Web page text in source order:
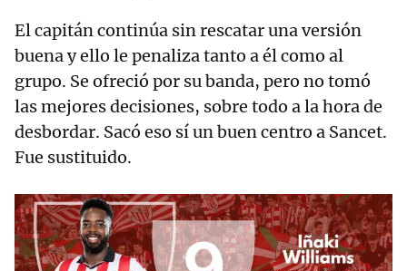
El capitán continúa sin rescatar una versión
buena y ello le penaliza tanto a él como al
grupo. Se ofreció por su banda, pero no tomó
las mejores decisiones, sobre todo a la hora de
desbordar. Sacó eso sí un buen centro a Sancet.
Fue sustituido.